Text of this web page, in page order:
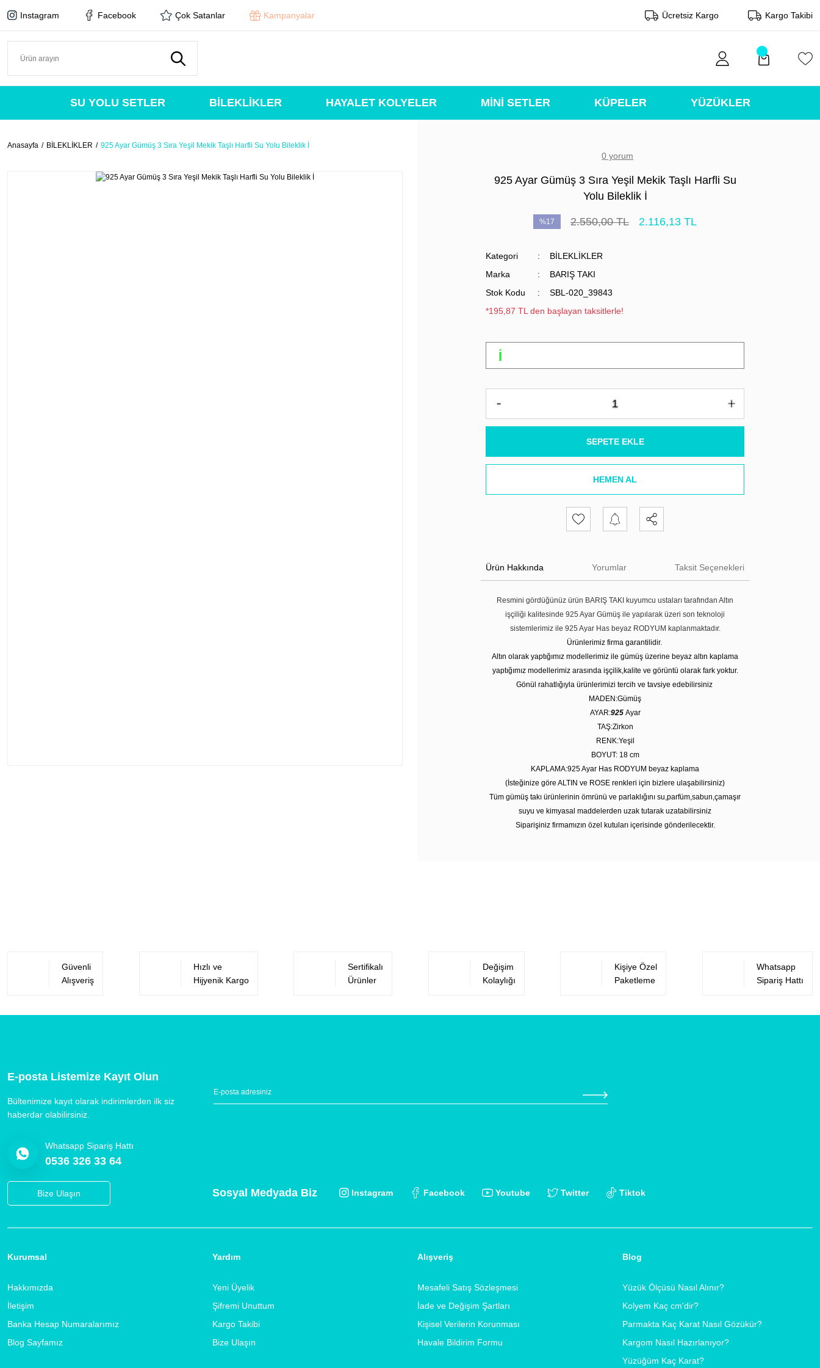
Instagram Facebook Çok Satanlar Kampanyalar Ücretsiz Kargo Kargo Takibi
SU YOLU SETLER BİLEKLİKLER HAYALET KOLYELER MİNİ SETLER KÜPELER YÜZÜKLER
Anasayfa BİLEKLİKLER 925 Ayar Gümüş 3 Sıra Yeşil Mekik Taşlı Harfli Su Yolu Bileklik İ
0 yorum
925 Ayar Gümüş 3 Sıra Yeşil Mekik Taşlı Harfli Su
Yolu Bileklik İ
%17 2.550,00 TL 2.116,13 TL
Kategori
BİLEKLİKLER
Marka
BARIŞ TAKI
Stok Kodu
SBL-020_39843
*195,87 TL den başlayan taksitlerle!
SEPETE EKLE
HEMEN AL
Ürün Hakkında Yorumlar Taksit Seçenekleri
Resmini gördüğünüz ürün BARIŞ TAKI kuyumcu ustaları tarafından Altın
işçiliği kalitesinde 925 Ayar Gümüş ile yapılarak üzeri son teknoloji
sistemlerimiz ile 925 Ayar Has beyaz RODYUM kaplanmaktadır.
Ürünlerimiz firma garantilidir.
Altın olarak yaptığımız modellerimiz ile gümüş üzerine beyaz altın kaplama
yaptığımız modellerimiz arasında işçilik,kalite ve görüntü olarak fark yoktur.
Gönül rahatlığıyla ürünlerimizi tercih ve tavsiye edebilirsiniz
MADEN:Gümüş
AYAR:925 Ayar
TAŞ:Zirkon
RENK:Yeşil
BOYUT: 18 cm
KAPLAMA:925 Ayar Has RODYUM beyaz kaplama
(İsteğinize göre ALTIN ve ROSE renkleri için bizlere ulaşabilirsiniz)
Tüm gümüş takı ürünlerinin ömrünü ve parlaklığını su,parfüm,sabun,çamaşır
suyu ve kimyasal maddelerden uzak tutarak uzatabilirsiniz
Siparişiniz firmamızın özel kutuları içerisinde gönderilecektir.
Güvenli
Alışveriş
Hızlı ve
Hijyenik Kargo
Sertifikalı
Ürünler
Değişim
Kolaylığı
Kişiye Özel
Paketleme
Whatsapp
Sipariş Hattı
E-posta Listemize Kayıt Olun
Bültenimize kayıt olarak indirimlerden ilk siz
haberdar olabilirsiniz.
Whatsapp Sipariş Hattı
0536 326 33 64
Bize Ulaşın Sosyal Medyada Biz Instagram Facebook Youtube Twitter Tiktok
Kurumsal
Hakkımızda
İletişim
Banka Hesap Numaralarımız
Blog Sayfamız
Yardım
Yeni Üyelik
Şifremi Unuttum
Kargo Takibi
Bize Ulaşın
Alışveriş
Mesafeli Satış Sözleşmesi
İade ve Değişim Şartları
Kişisel Verilerin Korunması
Havale Bildirim Formu
Blog
Yüzük Ölçüsü Nasıl Alınır?
Kolyem Kaç cm'dir?
Parmakta Kaç Karat Nasıl Gözükür?
Kargom Nasıl Hazırlanıyor?
Yüzüğüm Kaç Karat?